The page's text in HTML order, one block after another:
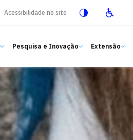
Acessibilidade no site
Pesquisa e Inovação Extensão